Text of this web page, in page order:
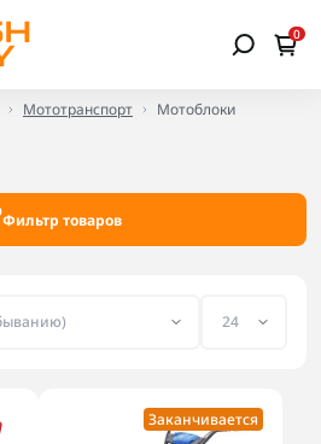
0
Мототранспорт Мотоблоки
Фильтр товаров
Заканчивается